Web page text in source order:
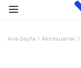
Ana Sayfa Aksesuarlar